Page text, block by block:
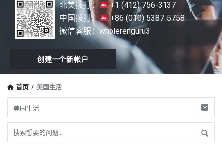
北美拨打：
+1 (412) 756-3137
中国拨打：
+86 (010) 5387-5758
微信客服：wholerenguru3
创建一个新帐户
首页 / 美国生活